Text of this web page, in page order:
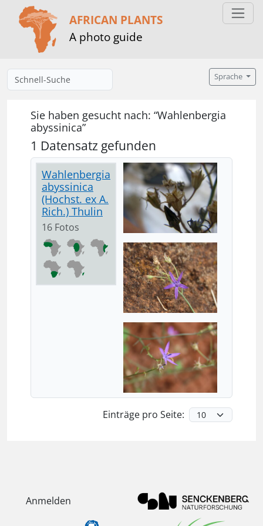
AFRICAN PLANTS
A photo guide
Sprache
Sie haben gesucht nach: “Wahlenbergia
abyssinica”
1 Datensatz gefunden
Wahlenbergia
abyssinica
(Hochst. ex A.
Rich.) Thulin
16 Fotos
Einträge pro Seite:
Anmelden